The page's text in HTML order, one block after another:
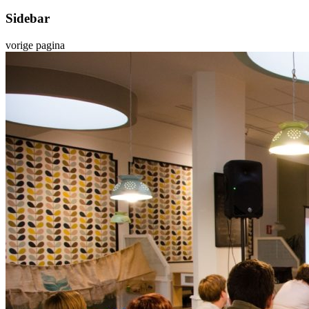
Sidebar
vorige pagina